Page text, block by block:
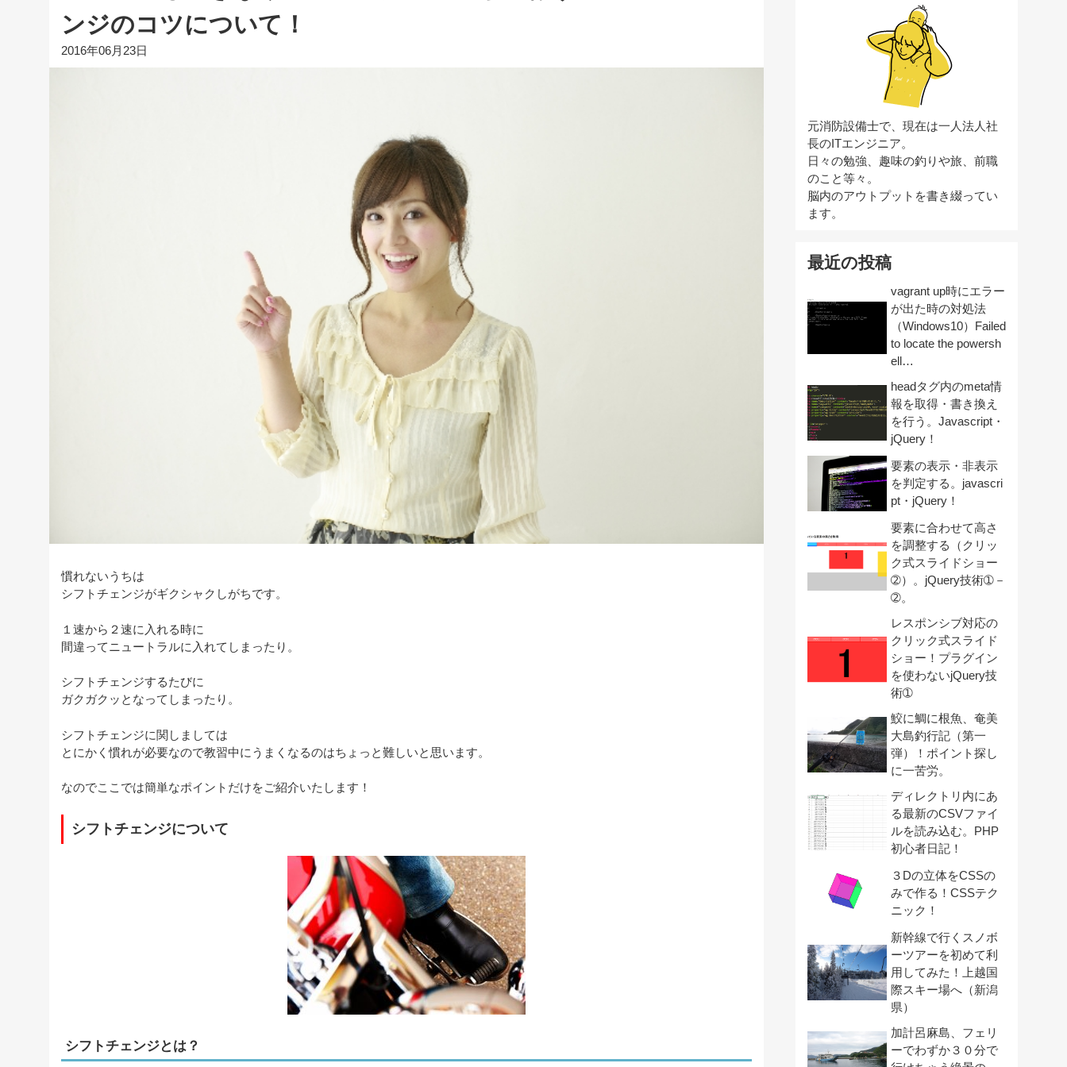
ンジのコツについて！
2016年06月23日
慣れないうちは
シフトチェンジがギクシャクしがちです。
１速から２速に入れる時に
間違ってニュートラルに入れてしまったり。
シフトチェンジするたびに
ガクガクッとなってしまったり。
シフトチェンジに関しましては
とにかく慣れが必要なので教習中にうまくなるのはちょっと難しいと思います。
なのでここでは簡単なポイントだけをご紹介いたします！
シフトチェンジについて
シフトチェンジとは？
元消防設備士で、現在は一人法人社
長のITエンジニア。
日々の勉強、趣味の釣りや旅、前職
のこと等々。
脳内のアウトプットを書き綴ってい
ます。
最近の投稿
vagrant up時にエラー
が出た時の対処法
（Windows10）Failed
to locate the powersh
ell…
headタグ内のmeta情
報を取得・書き換え
を行う。Javascript・
jQuery！
要素の表示・非表示
を判定する。javascri
pt・jQuery！
要素に合わせて高さ
を調整する（クリッ
ク式スライドショー
➁）。jQuery技術➀－
➁。
レスポンシブ対応の
クリック式スライド
ショー！プラグイン
を使わないjQuery技
術➀
鮫に鯛に根魚、奄美
大島釣行記（第一
弾）！ポイント探し
に一苦労。
ディレクトリ内にあ
る最新のCSVファイ
ルを読み込む。PHP
初心者日記！
３Dの立体をCSSの
みで作る！CSSテク
ニック！
新幹線で行くスノボ
ーツアーを初めて利
用してみた！上越国
際スキー場へ（新潟
県）
加計呂麻島、フェリ
ーでわずか３０分で